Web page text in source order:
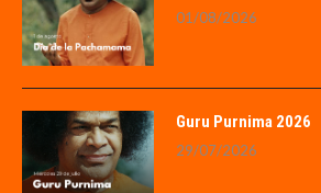
01/08/2026
Guru Purnima 2026
29/07/2026